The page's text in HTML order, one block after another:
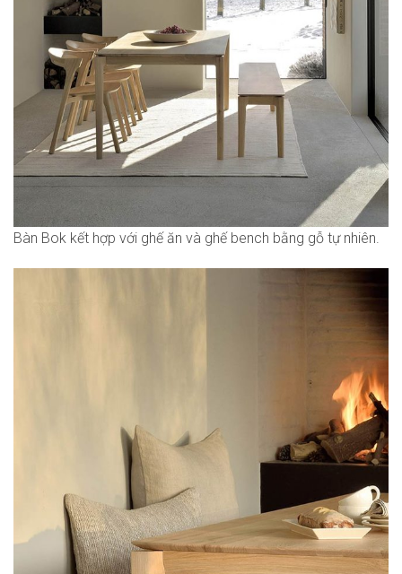
Bàn Bok kết hợp với ghế ăn và ghế bench bằng gỗ tự nhiên.